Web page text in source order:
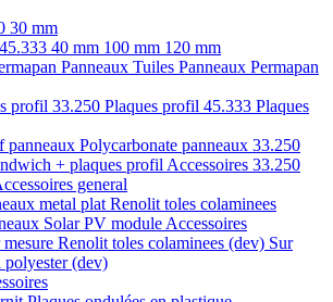
30 mm
40 mm 100 mm 120 mm
Panneaux Tuiles Panneaux Permapan
profil 33.250 Plaques profil 45.333 Plaques
panneaux Polycarbonate panneaux 33.250
+ plaques profil Accessoires 33.250
general
metal plat Renolit toles colaminees
Solar PV module Accessoires
mesure Renolit toles colaminees (dev) Sur
polyester (dev)